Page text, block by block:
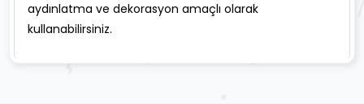
aydınlatma ve dekorasyon amaçlı olarak
kullanabilirsiniz.